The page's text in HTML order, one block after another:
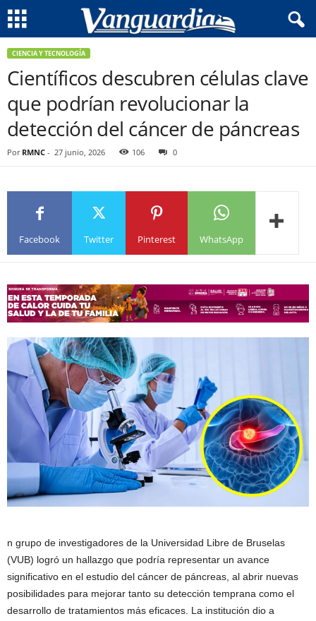
CIENCIA Y TECNOLOGÍA
Científicos descubren células clave
que podrían revolucionar la
detección del cáncer de páncreas
Por RMNC - 27 junio, 2026 106 0
Facebook Twitter Pinterest WhatsApp
n grupo de investigadores de la Universidad Libre de Bruselas
(VUB) logró un hallazgo que podría representar un avance
significativo en el estudio del cáncer de páncreas, al abrir nuevas
posibilidades para mejorar tanto su detección temprana como el
desarrollo de tratamientos más eficaces. La institución dio a